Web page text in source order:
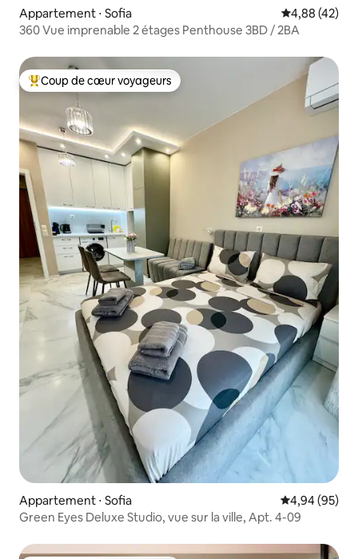
Appartement ⋅ Sofia Évaluation
4,88 (42)
360 Vue imprenable 2 étages Penthouse 3BD / 2BA
Coups de cœur voyageurs les plus appréciés
Coup de cœur voyageurs
Appartement ⋅ Sofia Évaluation
4,94 (95)
Green Eyes Deluxe Studio, vue sur la ville, Apt. 4-09